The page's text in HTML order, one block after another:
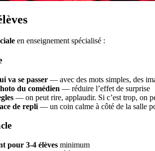
en enseignement spécialisé :
va se passer — avec des mots simples, des
du comédien — réduire l’effet de surprise
— on peut rire, applaudir. Si c’est trop, on
de repli — un coin calme à côté de la salle
pour 3-4 élèves minimum